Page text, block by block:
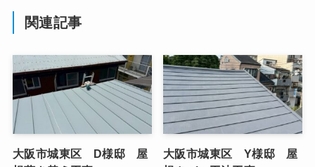
関連記事
大阪市城東区 D様邸 屋
大阪市城東区 Y様邸 屋